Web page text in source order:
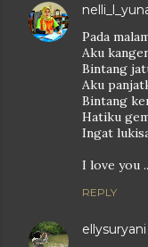
Pada
Aku
Bintang
Aku
Bintang
Hatiku
Ingat
I love you ..
REPLY
ellysuryani